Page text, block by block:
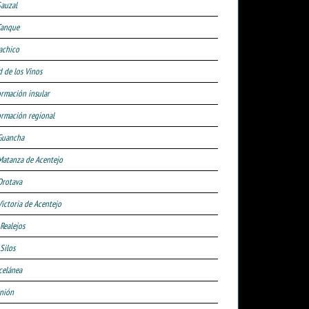
de los Vinos
insular
regional
de Acentejo
de Acentejo